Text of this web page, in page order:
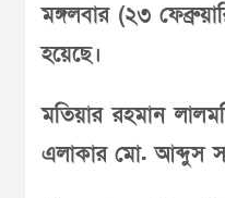
মঙ্গলবার (২৩
হয়েছে।
মতিয়ার রহমান
এলাকার মো. আব্দুস